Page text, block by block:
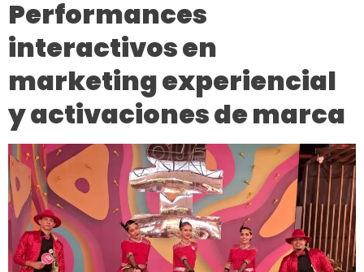
Performances
interactivos en
marketing experiencial
y activaciones de marca